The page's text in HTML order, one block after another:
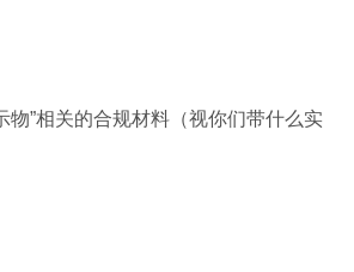
物”相关的合规材料（视你们带什么实